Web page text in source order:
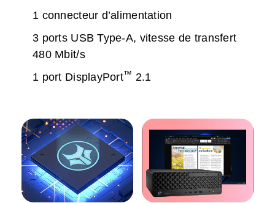
1 connecteur d’alimentation
3 ports USB Type-A, vitesse de transfert
480 Mbit/s
1 port DisplayPort™ 2.1